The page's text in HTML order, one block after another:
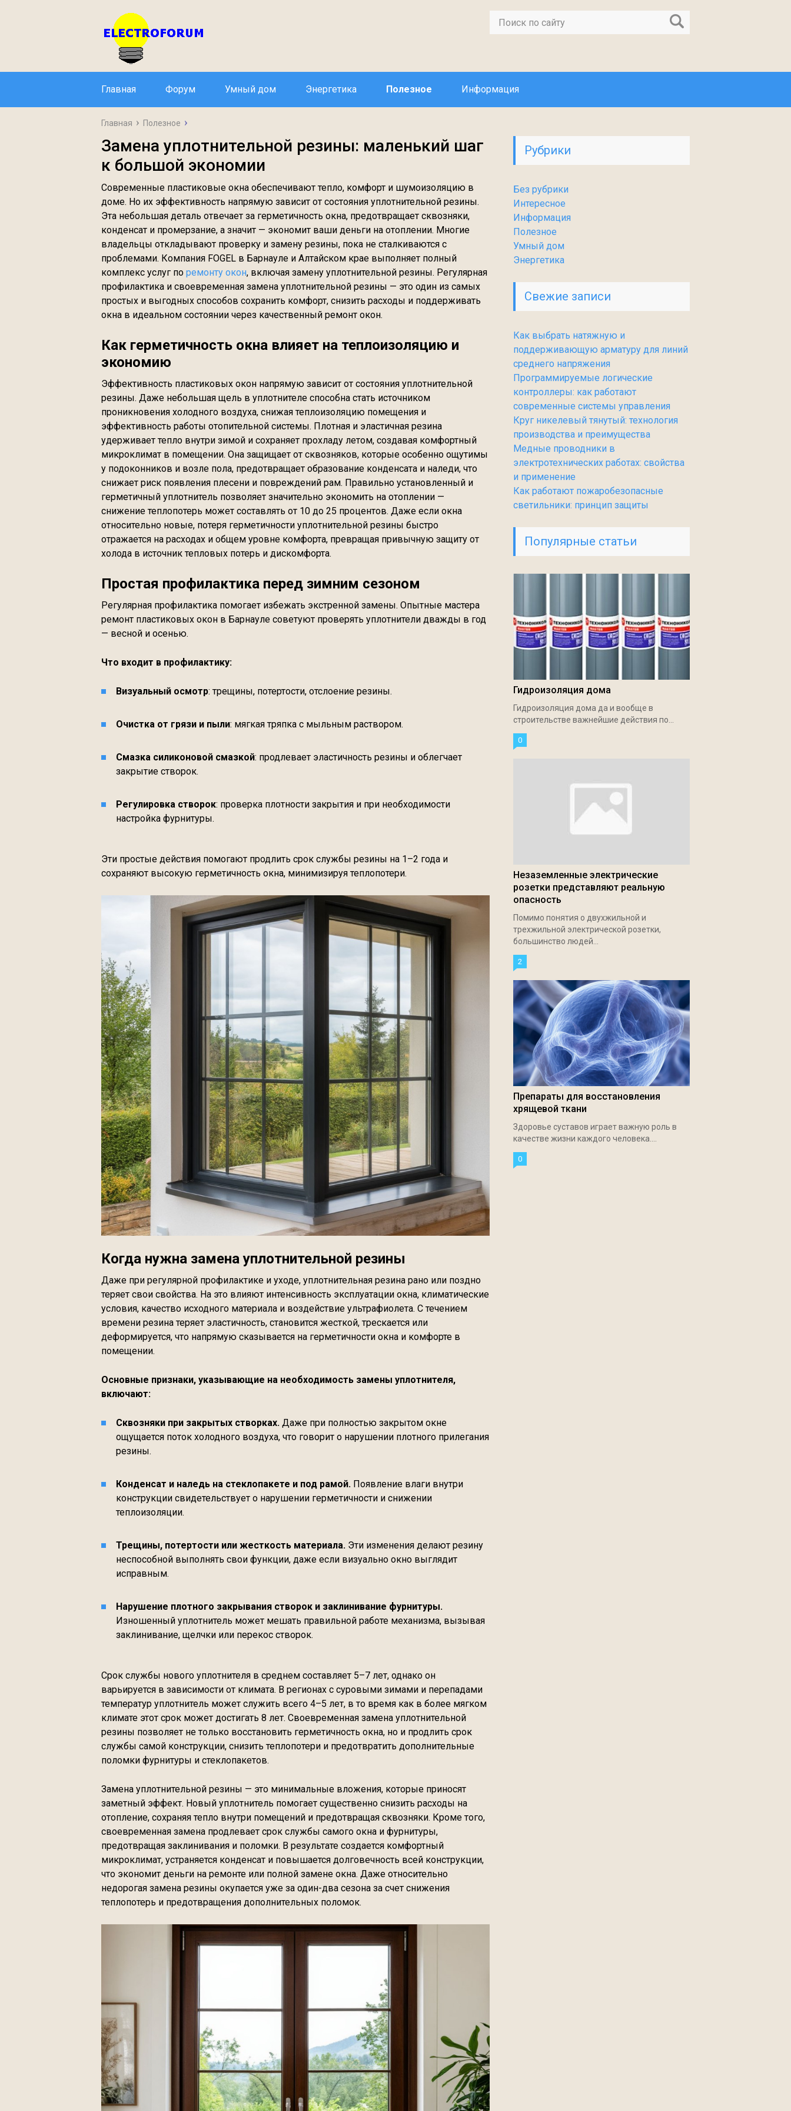
Главная Форум Умный дом Энергетика Полезное Информация
Главная Полезное
Замена уплотнительной резины: маленький шаг
к большой экономии
Современные пластиковые окна обеспечивают тепло, комфорт и шумоизоляцию в
доме. Но их эффективность напрямую зависит от состояния уплотнительной резины.
Эта небольшая деталь отвечает за герметичность окна, предотвращает сквозняки,
конденсат и промерзание, а значит — экономит ваши деньги на отоплении. Многие
владельцы откладывают проверку и замену резины, пока не сталкиваются с
проблемами. Компания FOGEL в Барнауле и Алтайском крае выполняет полный
комплекс услуг по ремонту окон, включая замену уплотнительной резины. Регулярная
профилактика и своевременная замена уплотнительной резины — это один из самых
простых и выгодных способов сохранить комфорт, снизить расходы и поддерживать
окна в идеальном состоянии через качественный ремонт окон.
Как герметичность окна влияет на теплоизоляцию и
экономию
Эффективность пластиковых окон напрямую зависит от состояния уплотнительной
резины. Даже небольшая щель в уплотнителе способна стать источником
проникновения холодного воздуха, снижая теплоизоляцию помещения и
эффективность работы отопительной системы. Плотная и эластичная резина
удерживает тепло внутри зимой и сохраняет прохладу летом, создавая комфортный
микроклимат в помещении. Она защищает от сквозняков, которые особенно ощутимы
у подоконников и возле пола, предотвращает образование конденсата и наледи, что
снижает риск появления плесени и повреждений рам. Правильно установленный и
герметичный уплотнитель позволяет значительно экономить на отоплении —
снижение теплопотерь может составлять от 10 до 25 процентов. Даже если окна
относительно новые, потеря герметичности уплотнительной резины быстро
отражается на расходах и общем уровне комфорта, превращая привычную защиту от
холода в источник тепловых потерь и дискомфорта.
Простая профилактика перед зимним сезоном
Регулярная профилактика помогает избежать экстренной замены. Опытные мастера
ремонт пластиковых окон в Барнауле советуют проверять уплотнители дважды в год
— весной и осенью.
Что входит в профилактику:
Визуальный осмотр: трещины, потертости, отслоение резины.
Очистка от грязи и пыли: мягкая тряпка с мыльным раствором.
Смазка силиконовой смазкой: продлевает эластичность резины и облегчает
закрытие створок.
Регулировка створок: проверка плотности закрытия и при необходимости
настройка фурнитуры.
Эти простые действия помогают продлить срок службы резины на 1–2 года и
сохраняют высокую герметичность окна, минимизируя теплопотери.
Когда нужна замена уплотнительной резины
Даже при регулярной профилактике и уходе, уплотнительная резина рано или поздно
теряет свои свойства. На это влияют интенсивность эксплуатации окна, климатические
условия, качество исходного материала и воздействие ультрафиолета. С течением
времени резина теряет эластичность, становится жесткой, трескается или
деформируется, что напрямую сказывается на герметичности окна и комфорте в
помещении.
Основные признаки, указывающие на необходимость замены уплотнителя,
включают:
Сквозняки при закрытых створках. Даже при полностью закрытом окне
ощущается поток холодного воздуха, что говорит о нарушении плотного прилегания
резины.
Конденсат и наледь на стеклопакете и под рамой. Появление влаги внутри
конструкции свидетельствует о нарушении герметичности и снижении
теплоизоляции.
Трещины, потертости или жесткость материала. Эти изменения делают резину
неспособной выполнять свои функции, даже если визуально окно выглядит
исправным.
Нарушение плотного закрывания створок и заклинивание фурнитуры.
Изношенный уплотнитель может мешать правильной работе механизма, вызывая
заклинивание, щелчки или перекос створок.
Срок службы нового уплотнителя в среднем составляет 5–7 лет, однако он
варьируется в зависимости от климата. В регионах с суровыми зимами и перепадами
температур уплотнитель может служить всего 4–5 лет, в то время как в более мягком
климате этот срок может достигать 8 лет. Своевременная замена уплотнительной
резины позволяет не только восстановить герметичность окна, но и продлить срок
службы самой конструкции, снизить теплопотери и предотвратить дополнительные
поломки фурнитуры и стеклопакетов.
Замена уплотнительной резины — это минимальные вложения, которые приносят
заметный эффект. Новый уплотнитель помогает существенно снизить расходы на
отопление, сохраняя тепло внутри помещений и предотвращая сквозняки. Кроме того,
своевременная замена продлевает срок службы самого окна и фурнитуры,
предотвращая заклинивания и поломки. В результате создается комфортный
микроклимат, устраняется конденсат и повышается долговечность всей конструкции,
что экономит деньги на ремонте или полной замене окна. Даже относительно
недорогая замена резины окупается уже за один-два сезона за счет снижения
теплопотерь и предотвращения дополнительных поломок.
Рубрики
Без рубрики
Интересное
Информация
Полезное
Умный дом
Энергетика
Свежие записи
Как выбрать натяжную и
поддерживающую арматуру для линий
среднего напряжения
Программируемые логические
контроллеры: как работают
современные системы управления
Круг никелевый тянутый: технология
производства и преимущества
Медные проводники в
электротехнических работах: свойства
и применение
Как работают пожаробезопасные
светильники: принцип защиты
Популярные статьи
Гидроизоляция дома
Гидроизоляция дома да и вообще в
строительстве важнейшие действия по...
0
Незаземленные электрические
розетки представляют реальную
опасность
Помимо понятия о двухжильной и
трехжильной электрической розетки,
большинство людей...
2
Препараты для восстановления
хрящевой ткани
Здоровье суставов играет важную роль в
качестве жизни каждого человека....
0